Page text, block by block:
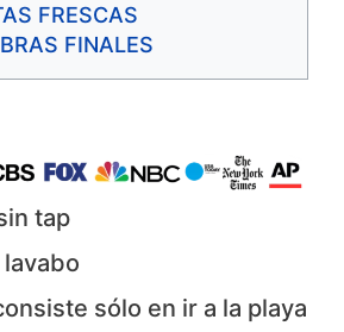
FRESCAS
FINALES
sólo en ir a la playa